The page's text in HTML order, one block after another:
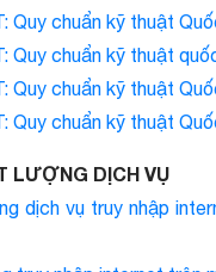
Quy chuẩn kỹ thuật
Quy chuẩn kỹ thuật
chuẩn kỹ thuật
Quy chuẩn kỹ thuật
LƯỢNG DỊCH VỤ
dịch vụ truy nhập